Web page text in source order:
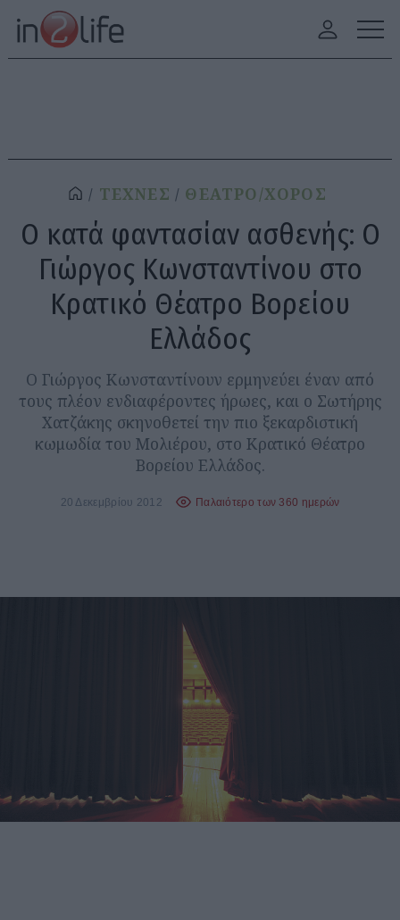
ΤΕΧΝΕΣ ΘΕΑΤΡΟ/ΧΟΡΟΣ
Ο κατά φαντασίαν ασθενής: Ο
Γιώργος Κωνσταντίνου στο
Κρατικό Θέατρο Βορείου
Ελλάδος
Ο Γιώργος Κωνσταντίνουν ερμηνεύει έναν από
τους πλέον ενδιαφέροντες ήρωες, και ο Σωτήρης
Χατζάκης σκηνοθετεί την πιο ξεκαρδιστική
κωμωδία του Μολιέρου, στο Κρατικό Θέατρο
Βορείου Ελλάδος.
20 Δεκεμβρίου 2012 Παλαιότερο των 360 ημερών